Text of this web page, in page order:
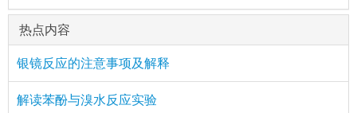
热点内容
银镜反应的注意事项及解释
解读苯酚与溴水反应实验